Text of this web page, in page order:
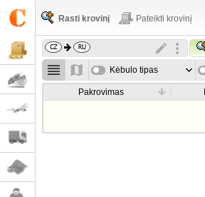
Rasti krovinį Pateikti krovinį
Kėbulo tipas
Pakrovimas